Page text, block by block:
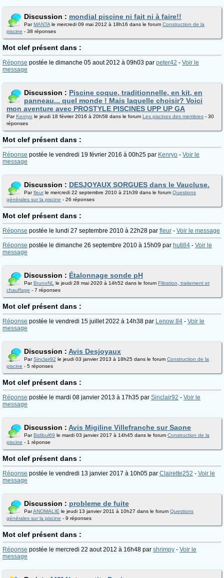
Discussion : mondial piscine ni fait ni à faire!!
ParMANTA le mercredi 09 mai 2012 à 18h16 dans le forum Construction de la
piscine - 38 réponses
Mot clef présent dans :
Réponse postée le dimanche 05 aout 2012 à 09h03 par peter42 - Voir le
message
Discussion : Piscine coque, traditionnelle, en kit, en
panneau... quel monde ! Mais laquelle choisir? Voici
mon aventure avec PROSTYLE PISCINES UPP UP GA
ParKenryo le jeudi 18 février 2016 à 20h58 dans le forum Les piscines des membres - 30
réponses
Mot clef présent dans :
Réponse postée le vendredi 19 février 2016 à 00h25 par Kenryo - Voir le
message
Discussion : DESJOYAUX SORGUES dans le Vaucluse.
Parfleurle mercredi 22 septembre 2010 à 21h39 dans le forum Questions
générales sur la piscine - 26 réponses
Mot clef présent dans :
Réponse postée le lundi 27 septembre 2010 à 22h28 par fleur - Voir le message
Réponse postée le dimanche 26 septembre 2010 à 15h09 par huti84 - Voir le
message
Discussion : Étalonnage sonde pH
ParBrunoNL le jeudi 28 mai 2020 à 14h52 dans le forum Filtration, traitement et
chauffage - 7 réponses
Mot clef présent dans :
Réponse postée le vendredi 15 juillet 2022 à 14h38 par Lenow 84 - Voir le
message
Discussion : Avis Desjoyaux
ParSinclair92 le jeudi 03 janvier 2013 à 18h25 dans le forum Construction de la
piscine - 5 réponses
Mot clef présent dans :
Réponse postée le mardi 08 janvier 2013 à 17h35 par Sinclair92 - Voir le
message
Discussion : Avis Migiline Villefranche sur Saone
ParBidibul69 le mardi 03 janvier 2017 à 14h45 dans le forum Construction de la
piscine - 1 réponse
Mot clef présent dans :
Réponse postée le vendredi 13 janvier 2017 à 10h05 par Clairette252 - Voir le
message
Discussion : probleme de fuite
ParANOMALIE le jeudi 13 janvier 2011 à 10h27 dans le forum Questions
générales sur la piscine - 9 réponses
Mot clef présent dans :
Réponse postée le mercredi 22 aout 2012 à 16h48 par shrimpy - Voir le
message